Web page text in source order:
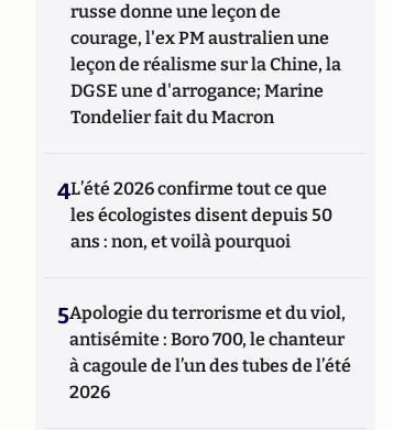
russe donne une leçon de
courage, l'ex PM australien une
leçon de réalisme sur la Chine, la
DGSE une d'arrogance; Marine
Tondelier fait du Macron
4L’été 2026 confirme tout ce que
les écologistes disent depuis 50
ans : non, et voilà pourquoi
5Apologie du terrorisme et du viol,
antisémite : Boro 700, le chanteur
à cagoule de l’un des tubes de l’été
2026